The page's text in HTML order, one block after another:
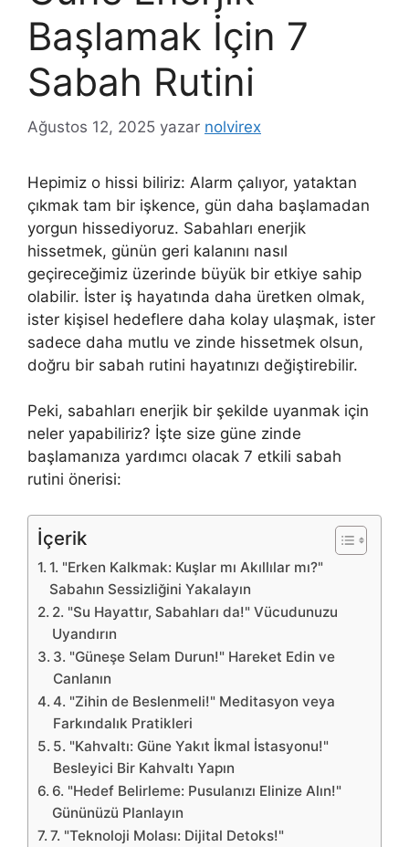
Başlamak İçin 7
Sabah Rutini
Ağustos 12, 2025 yazar nolvirex
Hepimiz o hissi biliriz: Alarm çalıyor, yataktan
çıkmak tam bir işkence, gün daha başlamadan
yorgun hissediyoruz. Sabahları enerjik
hissetmek, günün geri kalanını nasıl
geçireceğimiz üzerinde büyük bir etkiye sahip
olabilir. İster iş hayatında daha üretken olmak,
ister kişisel hedeflere daha kolay ulaşmak, ister
sadece daha mutlu ve zinde hissetmek olsun,
doğru bir sabah rutini hayatınızı değiştirebilir.
Peki, sabahları enerjik bir şekilde uyanmak için
neler yapabiliriz? İşte size güne zinde
başlamanıza yardımcı olacak 7 etkili sabah
rutini önerisi:
İçerik
1. "Erken Kalkmak: Kuşlar mı Akıllılar mı?"
Sabahın Sessizliğini Yakalayın
2. "Su Hayattır, Sabahları da!" Vücudunuzu
Uyandırın
3. "Güneşe Selam Durun!" Hareket Edin ve
Canlanın
4. "Zihin de Beslenmeli!" Meditasyon veya
Farkındalık Pratikleri
5. "Kahvaltı: Güne Yakıt İkmal İstasyonu!"
Besleyici Bir Kahvaltı Yapın
6. "Hedef Belirleme: Pusulanızı Elinize Alın!"
Gününüzü Planlayın
7. "Teknoloji Molası: Dijital Detoks!"